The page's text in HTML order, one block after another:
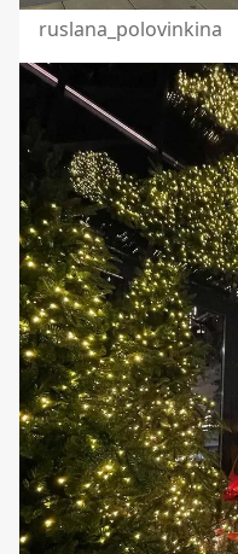
ruslana_polovinkina